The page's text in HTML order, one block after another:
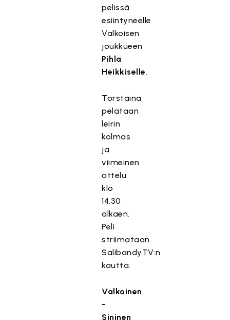
pelissä
esiintyneelle
Valkoisen
joukkueen
Pihla
Heikkiselle.
Torstaina
pelataan
leirin
kolmas
ja
viimeinen
ottelu
klo
14.30
alkaen.
Peli
striimataan
SalibandyTV:n
kautta.
Valkoinen
-
Sininen